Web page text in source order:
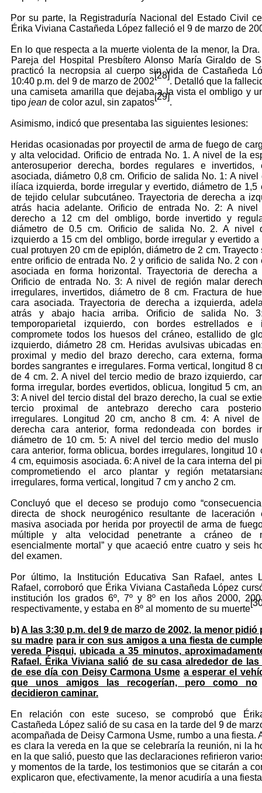
Por su parte, la Registraduría Nacional del Estado Civil
Érika Viviana Castañeda López falleció el 9 de marzo de
En lo que respecta a la muerte violenta de la menor, la Dra.
Pareja del Hospital Presbítero Alonso María Giraldo de
practicó la necropsia al cuerpo sin vida de Castañeda
10:40 p.m. del 9 de marzo de 2002
[28]
. Detalló que la
una camiseta amarilla que dejaba a la vista el ombligo y
tipo jean de color azul, sin zapatos
[29]
.
Asimismo, indicó que presentaba las siguientes lesiones:
Heridas ocasionadas por proyectil de arma de fuego de
y alta velocidad. Orificio de entrada No. 1. A nivel de la
anterosuperior derecha, bordes regulares e invertidos,
asociada, diámetro 0,8 cm. Orificio de salida No. 1: A nivel
ilíaca izquierda, borde irregular y evertido, diámetro de 1,5
de tejido celular subcutáneo. Trayectoria de derecha a
atrás hacia adelante. Orificio de entrada No. 2: A nivel
derecho a 12 cm del ombligo, borde invertido y
diámetro de 0.5 cm. Orificio de salida No. 2. A nivel
izquierdo a 15 cm del ombligo, borde irregular y evertido a
cual protuyen 20 cm de epiplón, diámetro de 2 cm. Trayecto
entre orificio de entrada No. 2 y orificio de salida No. 2 con
asociada en forma horizontal. Trayectoria de derecha a
Orificio de entrada No. 3: A nivel de región malar
irregulares, invertidos, diámetro de 8 cm. Fractura de
cara asociada. Trayectoria de derecha a izquierda,
atrás y abajo hacia arriba. Orificio de salida No.
temporoparietal izquierdo, con bordes estrellados e
compromete todos los huesos del cráneo, estallido de
izquierdo, diámetro 28 cm. Heridas avulsivas ubicadas
proximal y medio del brazo derecho, cara externa,
bordes sangrantes e irregulares. Forma vertical, longitud 8
de 4 cm. 2. A nivel del tercio medio de brazo izquierdo,
forma irregular, bordes evertidos, oblicua, longitud 5 cm,
3: A nivel del tercio distal del brazo derecho, la cual se
tercio proximal de antebrazo derecho cara
irregulares. Longitud 20 cm, ancho 8 cm. 4: A nivel
derecha cara anterior, forma redondeada con bordes
diámetro de 10 cm. 5: A nivel del tercio medio del muslo
cara anterior, forma oblicua, bordes irregulares, longitud 10
4 cm, equimosis asociada. 6: A nivel de la cara interna del
comprometiendo el arco plantar y región
irregulares, forma vertical, longitud 7 cm y ancho 2 cm.
Concluyó que el deceso se produjo como
directa de shock neurogénico resultante de laceración
masiva asociada por herida por proyectil de arma de
múltiple y alta velocidad penetrante a cráneo de
esencialmente mortal” y que acaeció entre cuatro y seis
del examen.
Por último, la Institución Educativa San Rafael, antes
Rafael, corroboró que Érika Viviana Castañeda López
institución los grados 6º, 7º y 8º en los años 2000,
respectivamente, y estaba en 8º al momento de su muerte
b)A las 3:30 p.m. del 9 de marzo de 2002, la menor pidió
su madre para ir con sus amigos a una fiesta de
vereda Pisqui, ubicada a 35 minutos,
Rafael. Érika Viviana salió de su casa alrededor de las
de ese día con Deisy Carmona Usme a esperar el
que unos amigos las recogerían, pero como no
decidieron caminar.
En relación con este suceso, se comprobó que
Castañeda López salió de su casa en la tarde del 9 de
acompañada de Deisy Carmona Usme, rumbo a una fiesta.
es clara la vereda en la que se celebraría la reunión, ni la
en la que salió, puesto que las declaraciones refirieron
y momentos de la tarde, los testimonios que se citarán a
explicaron que, efectivamente, la menor acudiría a una